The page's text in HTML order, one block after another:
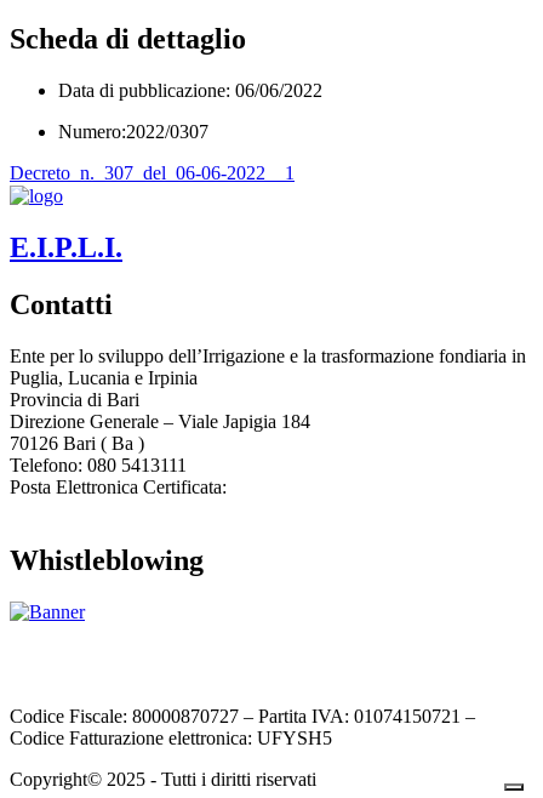
Scheda di dettaglio
Data di pubblicazione: 06/06/2022
Numero:2022/0307
Decreto_n._307_del_06-06-2022__1
E.I.P.L.I.
Contatti
Ente per lo sviluppo dell’Irrigazione e la trasformazione fondiaria in
Puglia, Lucania e Irpinia
Provincia di Bari
Direzione Generale – Viale Japigia 184
70126 Bari ( Ba )
Telefono: 080 5413111
Posta Elettronica Certificata:
Whistleblowing
Codice Fiscale: 80000870727 – Partita IVA: 01074150721 –
Codice Fatturazione elettronica: UFYSH5
Copyright© 2025 - Tutti i diritti riservati